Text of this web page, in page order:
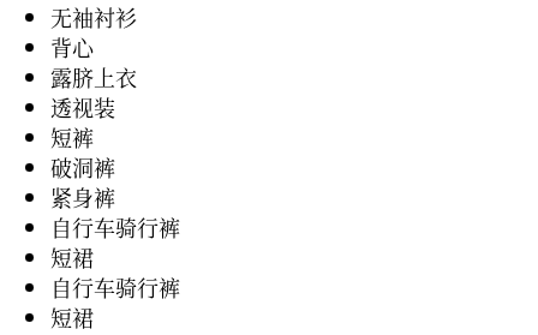
无袖衬衫
背心
露脐上衣
透视装
短裤
破洞裤
紧身裤
自行车骑行裤
短裙
自行车骑行裤
短裙